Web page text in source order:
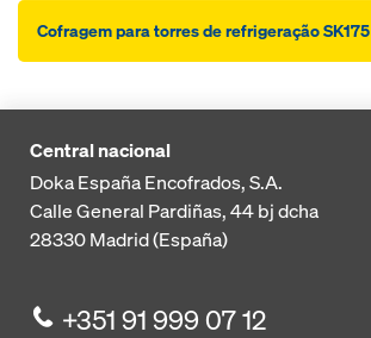
Cofragem para torres de refrigeração SK175
Central nacional
Doka España Encofrados, S.A.
Calle General Pardiñas, 44 bj dcha
28330Madrid (España)
+351 91 999 07 12